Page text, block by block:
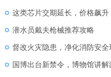
这类芯片交期延长，价格飙
潜水员戴夫枪械推荐攻略
国博出台新禁令，博物馆讲解